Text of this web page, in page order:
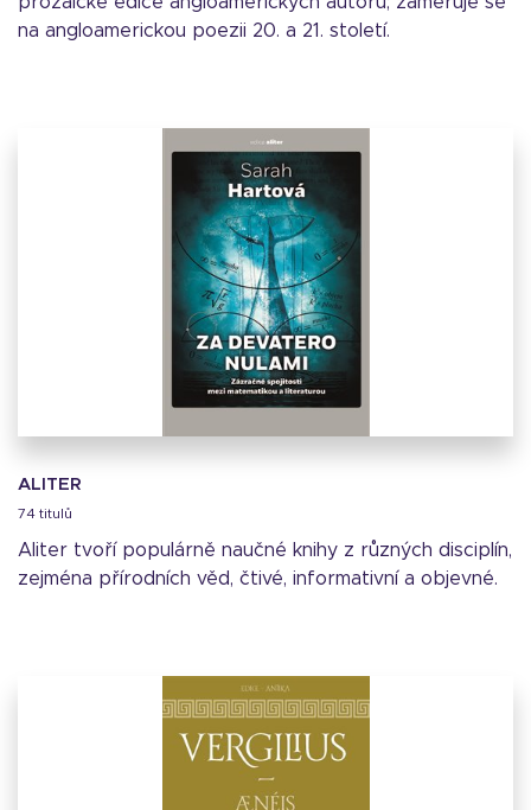
na angloamerickou poezii 20. a 21. století.
ALITER
74 titulů
Aliter tvoří populárně naučné knihy z různých disciplín,
zejména přírodních věd, čtivé, informativní a objevné.